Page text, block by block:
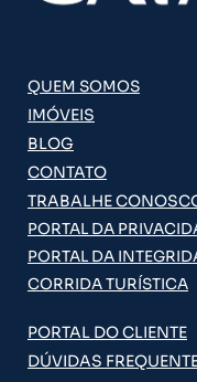
QUEM SOMOS
IMÓVEIS
BLOG
CONTATO
TRABALHE
PORTAL DA
PORTAL DA
CORRIDA TURÍSTICA
PORTAL DO CLIENTE
DÚVIDAS